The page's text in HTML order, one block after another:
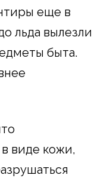
еще в
льда вылезли
быта.
виде кожи,